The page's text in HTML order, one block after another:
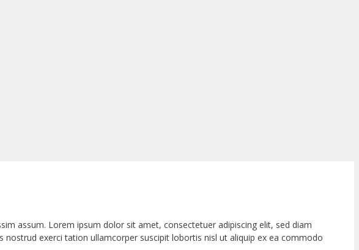
assum. Lorem ipsum dolor sit amet, consectetuer adipiscing elit, sed diam
exerci tation ullamcorper suscipit lobortis nisl ut aliquip ex ea commodo